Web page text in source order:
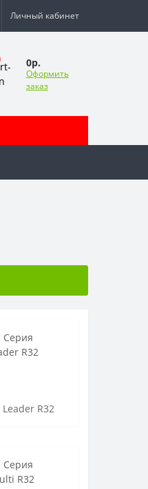
Личный кабинет
0р.
Оформить
заказ
R32